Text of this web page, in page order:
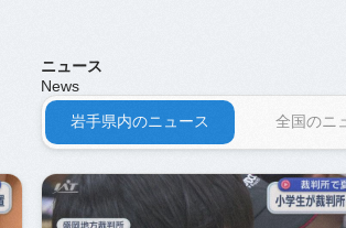
ニュース
News
岩手県内のニュース
全国のニ